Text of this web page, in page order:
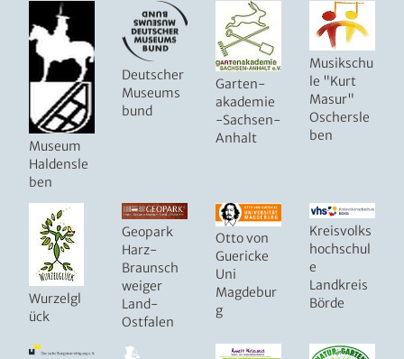
Museum
Haldensle
ben
Deutscher
Museums
bund
Garten-
akademie
-Sachsen-
Anhalt
Musikschu
le "Kurt
Masur"
Oschersle
ben
Wurzelgl
ück
Geopark
Harz-
Braunsch
weiger
Land-
Ostfalen
Otto von
Guericke
Uni
Magdebur
g
Kreisvolks
hochschul
e
Landkreis
Börde